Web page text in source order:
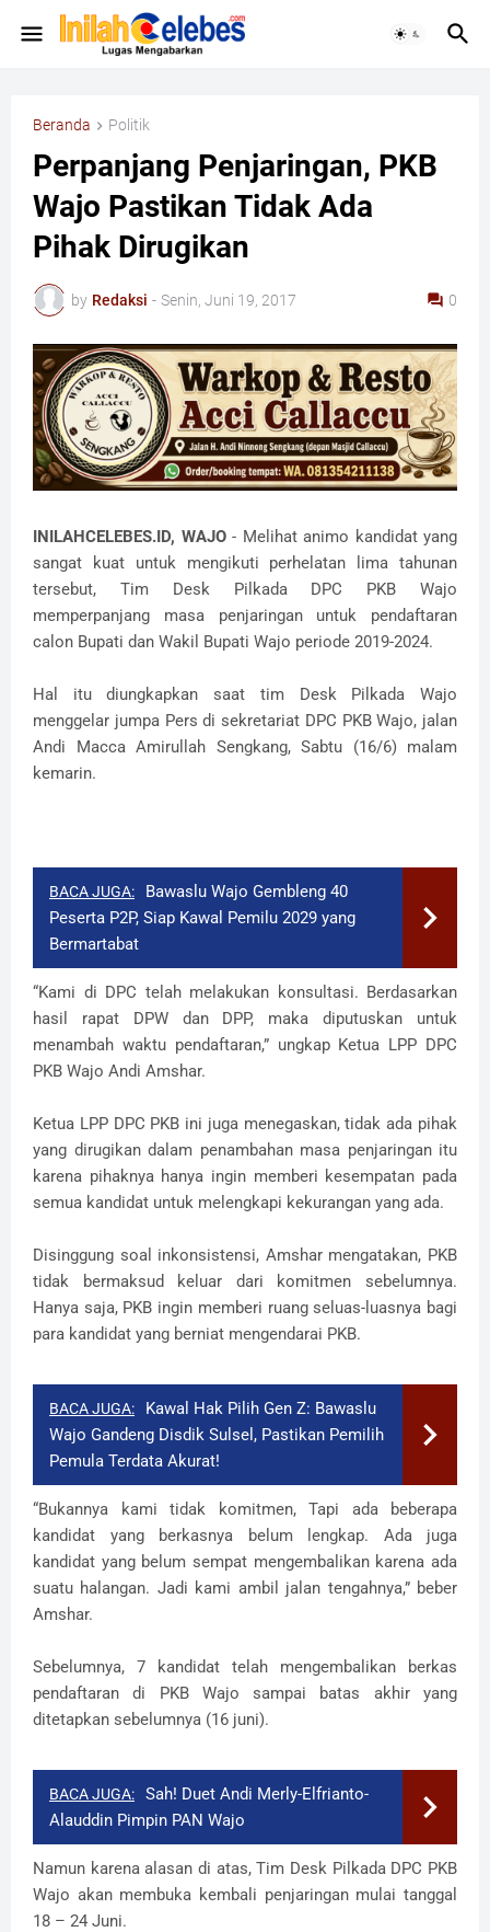
Beranda Politik
Perpanjang Penjaringan, PKB
Wajo Pastikan Tidak Ada
Pihak Dirugikan
by Redaksi - Senin, Juni 19, 2017 0
INILAHCELEBES.ID, WAJO- Melihat animo kandidat yang
sangat kuat untuk mengikuti perhelatan lima tahunan
tersebut, Tim Desk Pilkada DPC PKB Wajo
memperpanjang masa penjaringan untuk pendaftaran
calon Bupati dan Wakil Bupati Wajo periode 2019-2024.
Hal itu diungkapkan saat tim Desk Pilkada Wajo
menggelar jumpa Pers di sekretariat DPC PKB Wajo, jalan
Andi Macca Amirullah Sengkang, Sabtu (16/6) malam
kemarin.
BACA JUGA:
Bawaslu Wajo Gembleng 40
Peserta P2P, Siap Kawal Pemilu 2029 yang
Bermartabat
“Kami di DPC telah melakukan konsultasi. Berdasarkan
hasil rapat DPW dan DPP, maka diputuskan untuk
menambah waktu pendaftaran,” ungkap Ketua LPP DPC
PKB Wajo Andi Amshar.
Ketua LPP DPC PKB ini juga menegaskan, tidak ada pihak
yang dirugikan dalam penambahan masa penjaringan itu
karena pihaknya hanya ingin memberi kesempatan pada
semua kandidat untuk melengkapi kekurangan yang ada.
Disinggung soal inkonsistensi, Amshar mengatakan, PKB
tidak bermaksud keluar dari komitmen sebelumnya.
Hanya saja, PKB ingin memberi ruang seluas-luasnya bagi
para kandidat yang berniat mengendarai PKB.
BACA JUGA:
​Kawal Hak Pilih Gen Z: Bawaslu
Wajo Gandeng Disdik Sulsel, Pastikan Pemilih
Pemula Terdata Akurat!
“Bukannya kami tidak komitmen, Tapi ada beberapa
kandidat yang berkasnya belum lengkap. Ada juga
kandidat yang belum sempat mengembalikan karena ada
suatu halangan. Jadi kami ambil jalan tengahnya,” beber
Amshar.
Sebelumnya, 7 kandidat telah mengembalikan berkas
pendaftaran di PKB Wajo sampai batas akhir yang
ditetapkan sebelumnya (16 juni).
BACA JUGA:
Sah! Duet Andi Merly-Elfrianto-
Alauddin Pimpin PAN Wajo
Namun karena alasan di atas, Tim Desk Pilkada DPC PKB
Wajo akan membuka kembali penjaringan mulai tanggal
18 – 24 Juni.